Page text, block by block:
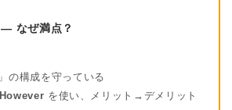
なぜ満点？
の構成を守っている
However を使い、メリット→デメリット